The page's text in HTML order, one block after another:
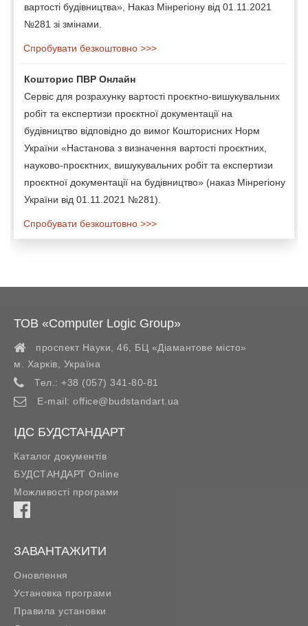
вартості будівництва», Наказ Мінрегіону від 01.11.2021
№281 зі змінами.
Спробувати безкоштовно >>>
Кошторис ПВР Онлайн
Сервіс для розрахунку вартості проєктно-вишукувальних
робіт та експертизи проєктної документації на
будівництво відповідно до вимог Кошторисних Норм
України «Настанова з визначення вартості проєктних,
науково-проєктних, вишукувальних робіт та експертизи
проєктної документації на будівництво» (наказ Мінрегіону
України від 01.11.2021 №281).
Спробувати безкоштовно >>>
ТОВ «Computer Logic Group»
проспект Науки, 46, БЦ «Діамантове місто»
м. Харків
Україна
Тел.: +38 (057) 341-80-81
E-mail: office@budstandart.ua
ІДС БУДСТАНДАРТ
Каталог документів
БУДСТАНДАРТ Online
Можливості програми
ЗАВАНТАЖИТИ
Оновлення
Установка програми
Правила установки